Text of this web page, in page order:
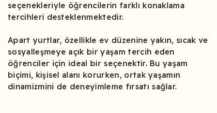
seçenekleriyle öğrencilerin farklı konaklama
tercihleri desteklenmektedir.
Apart yurtlar, özellikle ev düzenine yakın, sıcak ve
sosyalleşmeye açık bir yaşam tercih eden
öğrenciler için ideal bir seçenektir. Bu yaşam
biçimi, kişisel alanı korurken, ortak yaşamın
dinamizmini de deneyimleme fırsatı sağlar.